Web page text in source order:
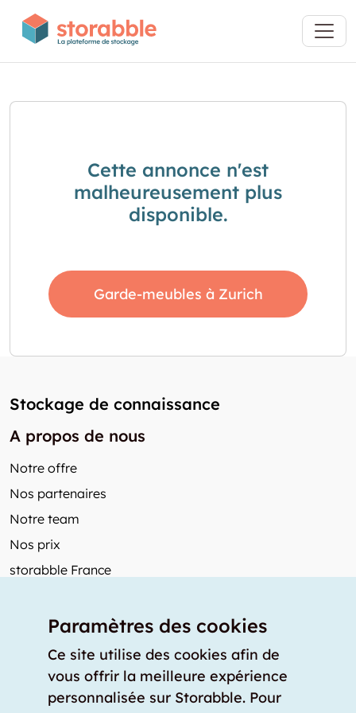
Cette annonce n'est
malheureusement plus
disponible.
Garde-meubles à Zurich
Stockage de connaissance
A propos de nous
Notre offre
Nos partenaires
Notre team
Nos prix
storabble France
Articles de presse
Comment calculer la capacité d'un garde-meuble?
Quel est le tarif moyen d'un garde-meuble?
Paramètres des cookies
Ce site utilise des cookies afin de
vous offrir la meilleure expérience
personnalisée sur Storabble. Pour